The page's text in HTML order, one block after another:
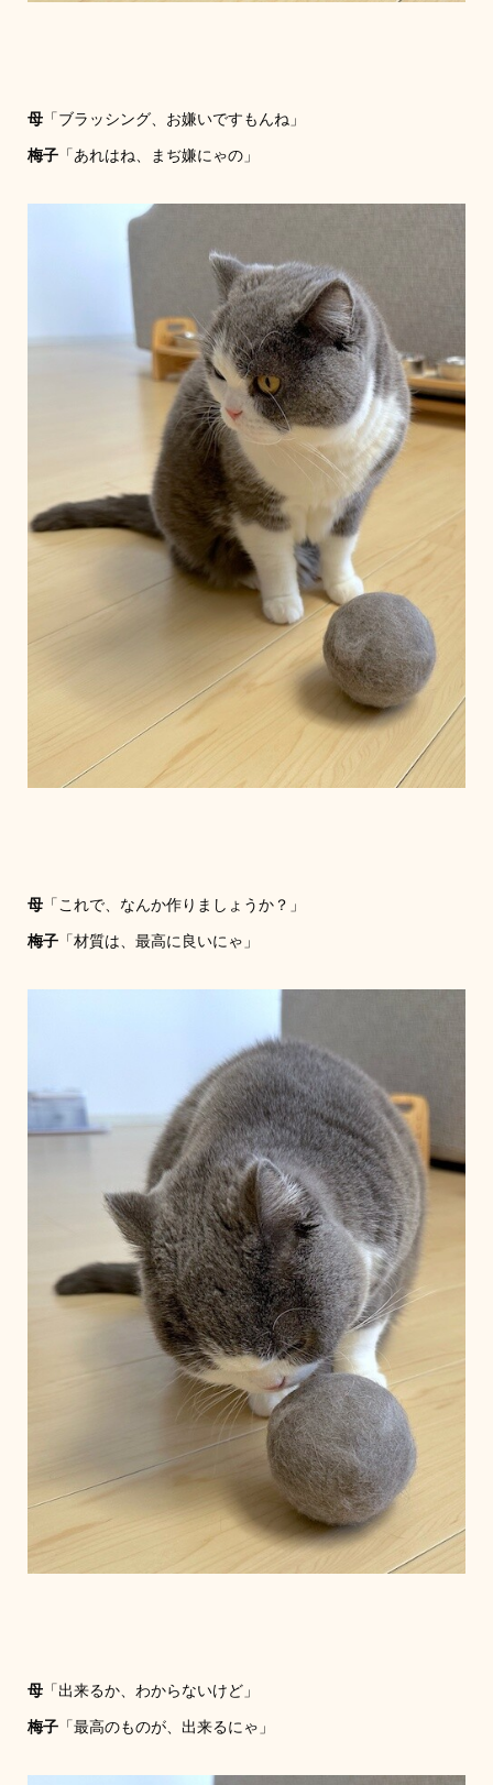
母「ブラッシング、お嫌いですもんね」
梅子「あれはね、まぢ嫌にゃの」
母「これで、なんか作りましょうか？」
梅子「材質は、最高に良いにゃ」
母「出来るか、わからないけど」
梅子「最高のものが、出来るにゃ」